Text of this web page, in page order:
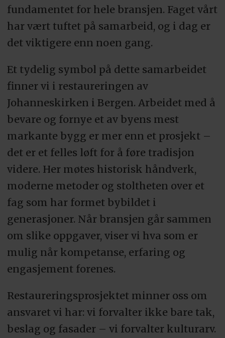
fundamentet for hele bransjen. Faget vårt
har vært tuftet på samarbeid, og i dag er
det viktigere enn noen gang.
Et tydelig symbol på dette samarbeidet
finner vi i restaureringen av
Johanneskirken i Bergen. Arbeidet med å
bevare og fornye et av byens mest
markante bygg er mer enn et prosjekt –
det er et felles løft for å føre tradisjon
videre. Her møtes historisk håndverk,
moderne metoder og stoltheten over et
fag som har formet bybildet i
generasjoner. Når bransjen går sammen
om slike oppgaver, viser vi hva som er
mulig når kompetanse, erfaring og
engasjement forenes.
Restaureringsprosjektet minner oss om
ansvaret vi har: vi forvalter ikke bare tak,
beslag og fasader – vi forvalter kulturarv.